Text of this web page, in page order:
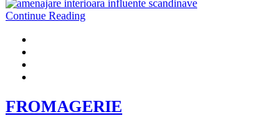
Continue Reading
FROMAGERIE